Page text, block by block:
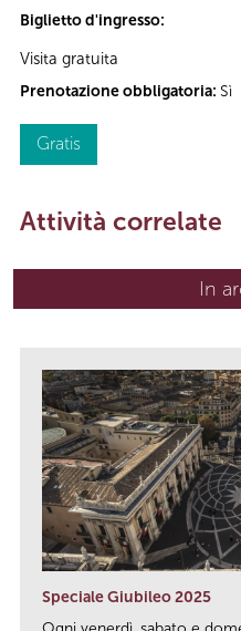
Biglietto d'ingresso:
Visita gratuita
Prenotazione obbligatoria: Sì
Gratis
Attività correlate
In
Speciale Giubileo 2025